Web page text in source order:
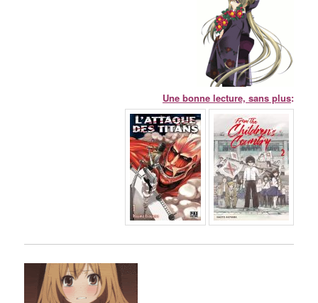
Une bonne lecture, sans plus: